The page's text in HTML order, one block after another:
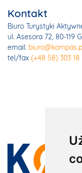
Kontakt
Biuro Turystyki
ul. Asesora 72, 80-119
email:
tel/fax (+48 58) 303 18